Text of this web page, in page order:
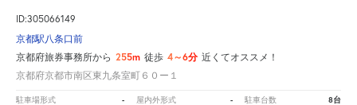
ID:305066149
京都駅八条口前
京都府旅券事務所から 255m 徒歩 4～6分 近くてオススメ！
京都府京都市南区東九条室町６０ー１
駐車場形式 - 屋内外形式 - 駐車台数 8台